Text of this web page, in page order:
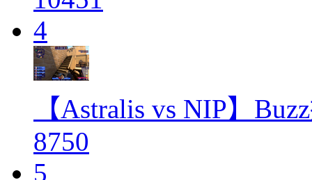
4
【Astralis vs NIP】
8750
5